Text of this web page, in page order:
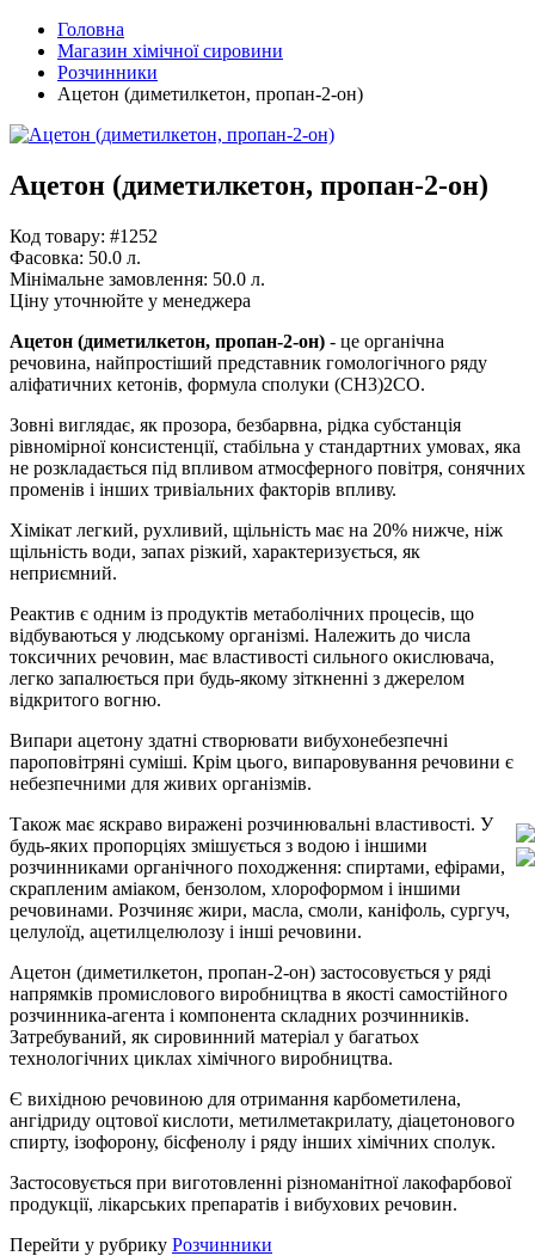
Головна
Магазин хімічної сировини
Розчинники
​Ацетон (диметилкетон, пропан-2-он)
​Ацетон (диметилкетон, пропан-2-он)
Код товару: #1252
Фасовка: 50.0 л.
Мінімальне замовлення: 50.0 л.
Ціну уточнюйте у менеджера
Ацетон (диметилкетон, пропан-2-он) - це органічна
речовина, найпростіший представник гомологічного ряду
аліфатичних кетонів, формула сполуки (CH3)2CO.
Зовні виглядає, як прозора, безбарвна, рідка субстанція
рівномірної консистенції, стабільна у стандартних умовах, яка
не розкладається під впливом атмосферного повітря, сонячних
променів і інших тривіальних факторів впливу.
Хімікат легкий, рухливий, щільність має на 20% нижче, ніж
щільність води, запах різкий, характеризується, як
неприємний.
Реактив є одним із продуктів метаболічних процесів, що
відбуваються у людському організмі. Належить до числа
токсичних речовин, має властивості сильного окислювача,
легко запалюється при будь-якому зіткненні з джерелом
відкритого вогню.
Випари ацетону здатні створювати вибухонебезпечні
пароповітряні суміші. Крім цього, випаровування речовини є
небезпечними для живих організмів.
Також має яскраво виражені розчинювальні властивості. У
будь-яких пропорціях змішується з водою і іншими
розчинниками органічного походження: спиртами, ефірами,
скрапленим аміаком, бензолом, хлороформом і іншими
речовинами. Розчиняє жири, масла, смоли, каніфоль, сургуч,
целулоїд, ацетилцелюлозу і інші речовини.
Ацетон (диметилкетон, пропан-2-он) застосовується у ряді
напрямків промислового виробництва в якості самостійного
розчинника-агента і компонента складних розчинників.
Затребуваний, як сировинний матеріал у багатьох
технологічних циклах хімічного виробництва.
Є вихідною речовиною для отримання карбометилена,
ангідриду оцтової кислоти, метилметакрилату, діацетонового
спирту, ізофорону, бісфенолу і ряду інших хімічних сполук.
Застосовується при виготовленні різноманітної лакофарбової
продукції, лікарських препаратів і вибухових речовин.
Перейти у рубрику Розчинники